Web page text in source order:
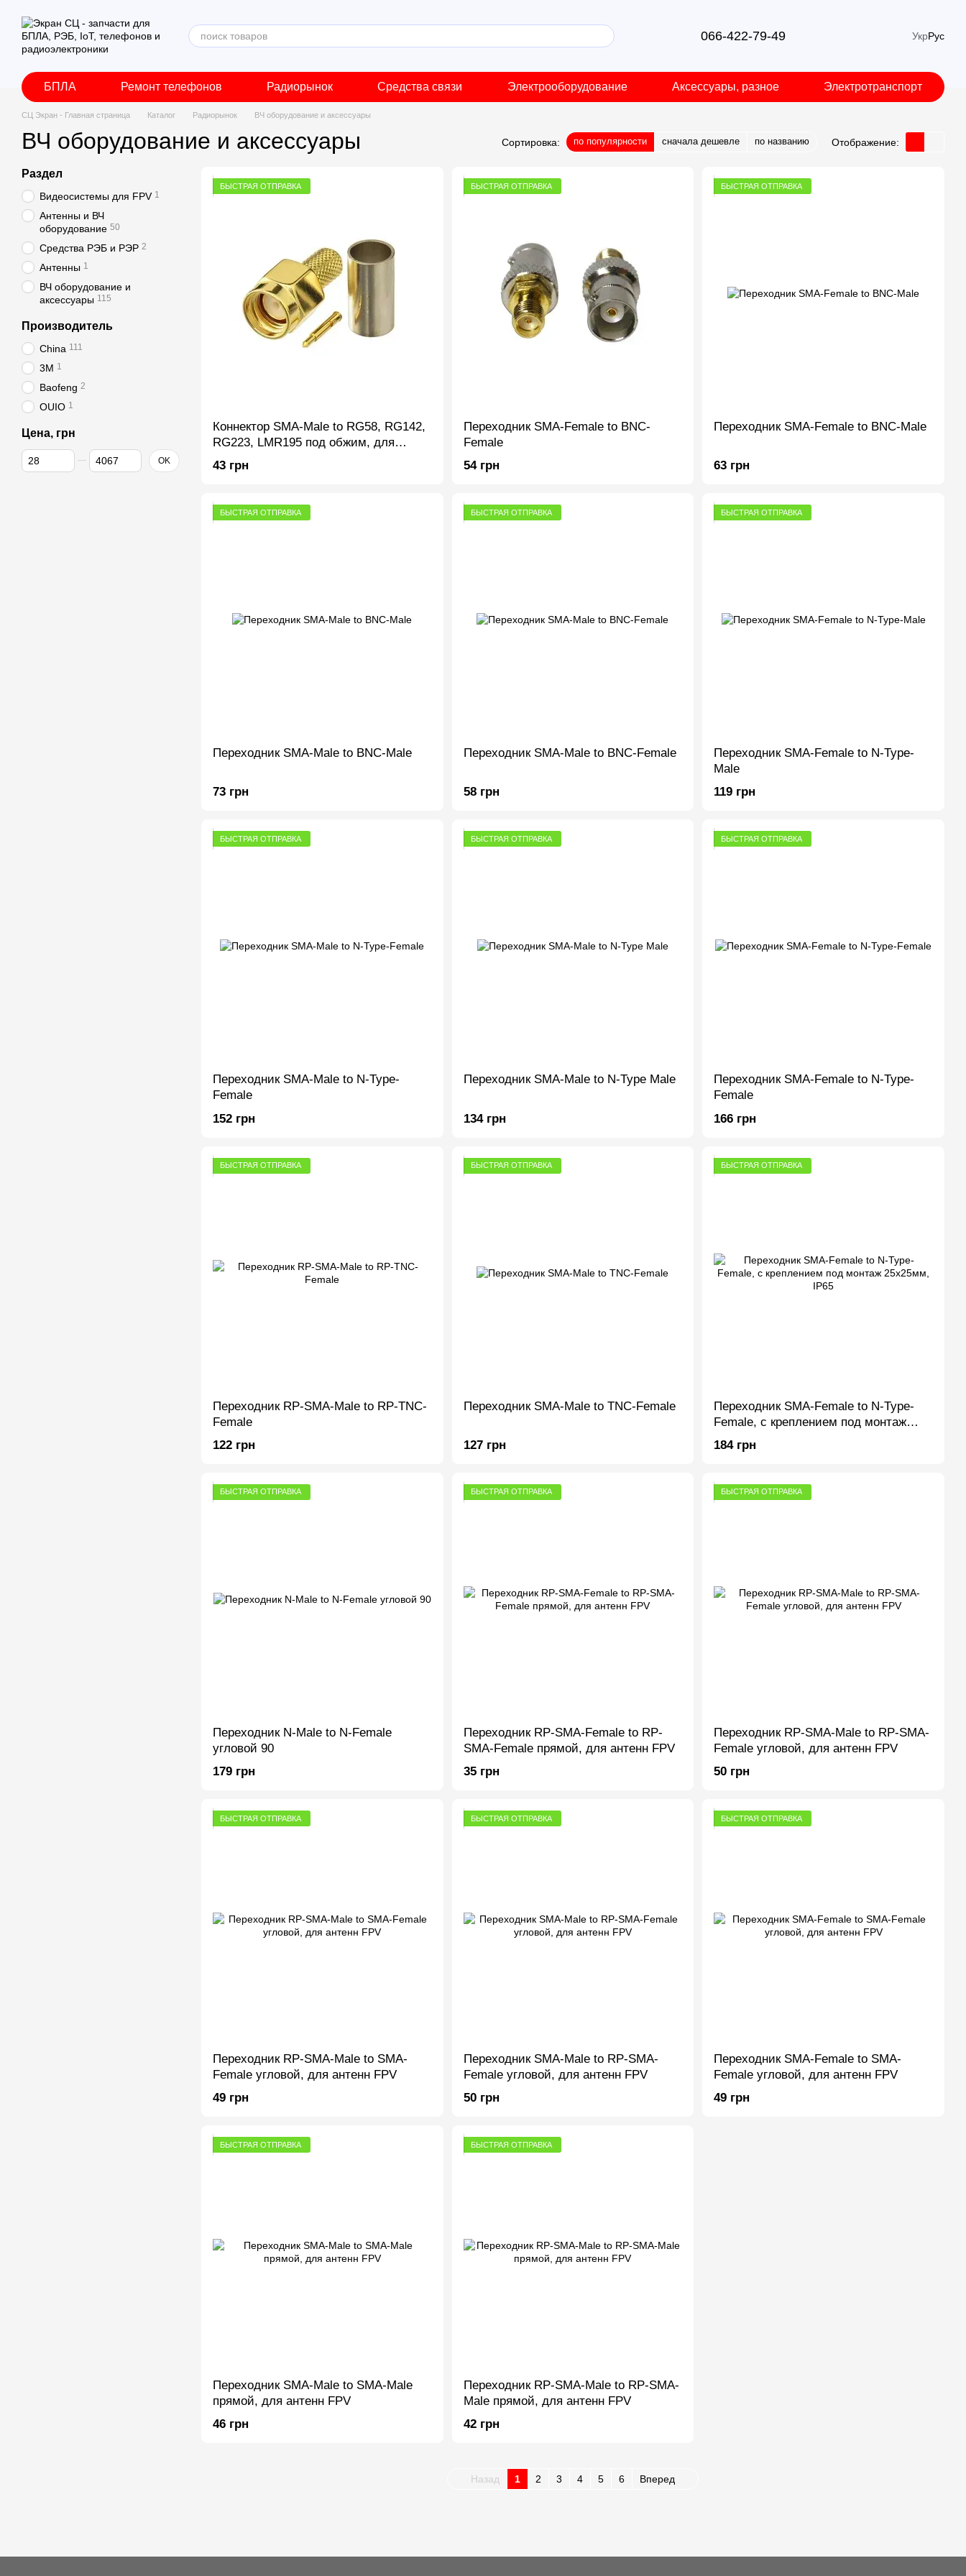
066-422-79-49 УкрРус
БПЛА Ремонт телефонов Радиорынок Средства связи Электрооборудование Аксессуары, разное Электротранспорт
СЦ Экран - Главная страница Каталог Радиорынок ВЧ оборудование и аксессуары
ВЧ оборудование и аксессуары Сортировка: по популярности сначала дешевле по названию Отображение:
БЫСТРАЯ ОТПРАВКА
Коннектор SMA-Male to RG58, RG142,
RG223, LMR195 под обжим, для
коаксиального кабеля
43 грн
БЫСТРАЯ ОТПРАВКА
Переходник SMA-Female to BNC-
Female
54 грн
БЫСТРАЯ ОТПРАВКА
Переходник SMA-Female to BNC-Male
63 грн
БЫСТРАЯ ОТПРАВКА
Переходник SMA-Male to BNC-Male
73 грн
БЫСТРАЯ ОТПРАВКА
Переходник SMA-Male to BNC-Female
58 грн
БЫСТРАЯ ОТПРАВКА
Переходник SMA-Female to N-Type-
Male
119 грн
БЫСТРАЯ ОТПРАВКА
Переходник SMA-Male to N-Type-
Female
152 грн
БЫСТРАЯ ОТПРАВКА
Переходник SMA-Male to N-Type Male
134 грн
БЫСТРАЯ ОТПРАВКА
Переходник SMA-Female to N-Type-
Female
166 грн
БЫСТРАЯ ОТПРАВКА
Переходник RP-SMA-Male to RP-TNC-
Female
122 грн
БЫСТРАЯ ОТПРАВКА
Переходник SMA-Male to TNC-Female
127 грн
БЫСТРАЯ ОТПРАВКА
Переходник SMA-Female to N-Type-
Female, с креплением под монтаж
25х25мм, IP65
184 грн
БЫСТРАЯ ОТПРАВКА
Переходник N-Male to N-Female
угловой 90
179 грн
БЫСТРАЯ ОТПРАВКА
Переходник RP-SMA-Female to RP-
SMA-Female прямой, для антенн FPV
35 грн
БЫСТРАЯ ОТПРАВКА
Переходник RP-SMA-Male to RP-SMA-
Female угловой, для антенн FPV
50 грн
БЫСТРАЯ ОТПРАВКА
Переходник RP-SMA-Male to SMA-
Female угловой, для антенн FPV
49 грн
БЫСТРАЯ ОТПРАВКА
Переходник SMA-Male to RP-SMA-
Female угловой, для антенн FPV
50 грн
БЫСТРАЯ ОТПРАВКА
Переходник SMA-Female to SMA-
Female угловой, для антенн FPV
49 грн
БЫСТРАЯ ОТПРАВКА
Переходник SMA-Male to SMA-Male
прямой, для антенн FPV
46 грн
БЫСТРАЯ ОТПРАВКА
Переходник RP-SMA-Male to RP-SMA-
Male прямой, для антенн FPV
42 грн
Назад 1 2 3 4 5 6 Вперед
Раздел
Видеосистемы для FPV 1
Антенны и ВЧ
оборудование 50
Средства РЭБ и РЭР 2
Антенны 1
ВЧ оборудование и
аксессуары 115
Производитель
China 111
3M 1
Baofeng 2
OUIO 1
Цена, грн
От Цена, грн
До Цена, грн OK